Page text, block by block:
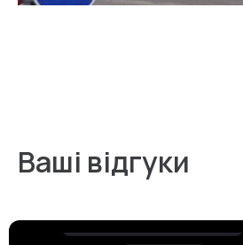
Ваші відгуки